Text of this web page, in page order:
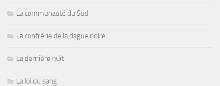
La communauté du Sud
La confrérie de la dague noire
La dernière nuit
La loi du sang